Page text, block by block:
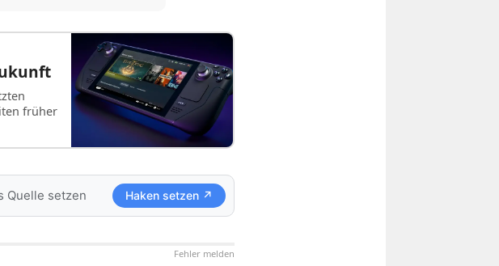
früher
Quelle setzen Haken setzen ↗
Fehler melden